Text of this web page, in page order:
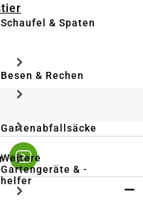
Schaufel & Spaten
Besen & Rechen
Gartenabfallsäcke
Weitere
Gartengeräte & -
helfer